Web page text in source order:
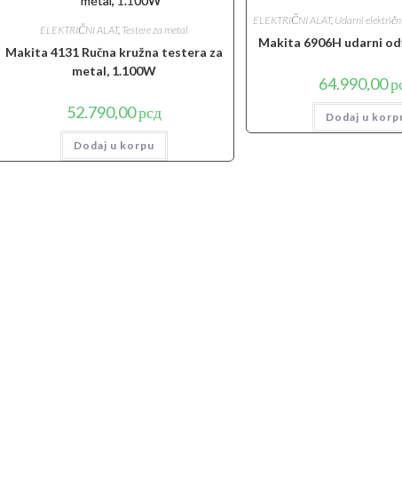
ELEKTRIČNI ALAT, Testere za metal
Makita 4131 Ručna kružna testera za
metal, 1.100W
52.790,00рсд
Dodaj u korpu
ELEKTRIČNI ALAT, Udarni
Makita 6906H udarni
64.990,00
Dodaj u